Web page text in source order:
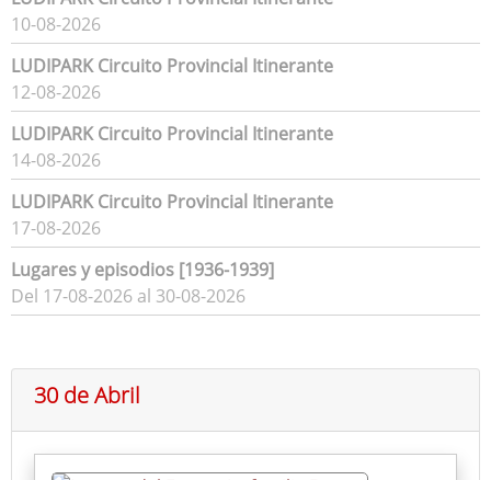
10-08-2026
LUDIPARK Circuito Provincial Itinerante
12-08-2026
LUDIPARK Circuito Provincial Itinerante
14-08-2026
LUDIPARK Circuito Provincial Itinerante
17-08-2026
Lugares y episodios [1936-1939]
Del 17-08-2026 al 30-08-2026
30 de Abril